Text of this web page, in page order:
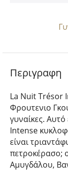
Περιγραφη
La Nuit Trésor
Φρουτενιο
γυναίκες.
Intense
είναι
πετροκέρασο;
Αμυγδάλου,